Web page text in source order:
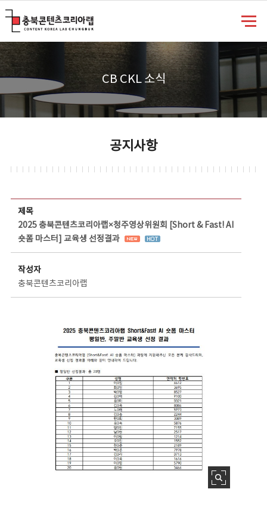
CB CKL 소식
공지사항
제목
2025 충북콘텐츠코리아랩×청주영상위원회 [Short & Fast! AI
숏폼 마스터] 교육생 선정결과
작성자
충북콘텐츠코리아랩